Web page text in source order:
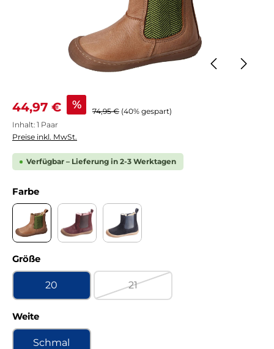
Verkaufspreis:
44,97 € % Regulärer Preis:
74,95 € (40% gespart)
Inhalt: 1 Paar
Preise inkl. MwSt.
Verfügbar – Lieferung in 2-3 Werktagen
Farbeauswählen
Größeauswählen
20 21
Weiteauswählen
Schmal